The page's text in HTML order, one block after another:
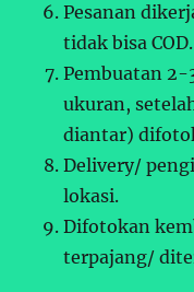
Pesanan
tidak bisa COD.
Pembuatan
ukuran,
diantar)
Delivery/
lokasi.
Difotokan
terpajang/